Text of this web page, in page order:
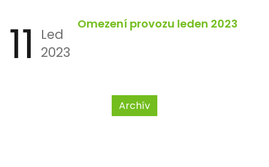
11
Led
2023
Omezení provozu leden 2023
Archív